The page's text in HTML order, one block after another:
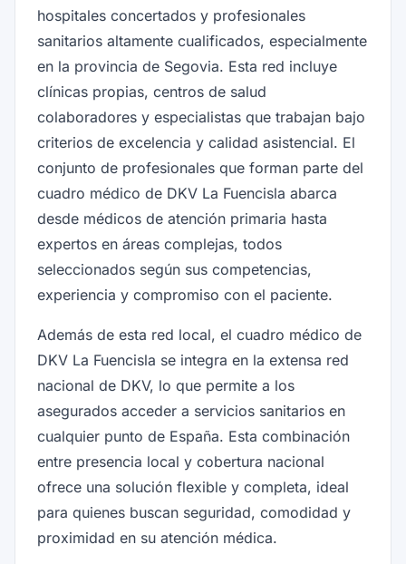
hospitales concertados y profesionales
sanitarios altamente cualificados, especialmente
en la provincia de Segovia. Esta red incluye
clínicas propias, centros de salud
colaboradores y especialistas que trabajan bajo
criterios de excelencia y calidad asistencial. El
conjunto de profesionales que forman parte del
cuadro médico de DKV La Fuencisla abarca
desde médicos de atención primaria hasta
expertos en áreas complejas, todos
seleccionados según sus competencias,
experiencia y compromiso con el paciente.
Además de esta red local, el cuadro médico de
DKV La Fuencisla se integra en la extensa red
nacional de DKV, lo que permite a los
asegurados acceder a servicios sanitarios en
cualquier punto de España. Esta combinación
entre presencia local y cobertura nacional
ofrece una solución flexible y completa, ideal
para quienes buscan seguridad, comodidad y
proximidad en su atención médica.